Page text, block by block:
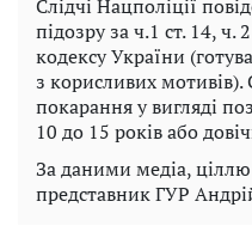
Слідчі Нацполіції
підозру за ч.1 ст. 14, ч.
кодексу України
з корисливих мотивів).
покарання у вигляді
10 до 15 років або
За даними медіа,
представник ГУР